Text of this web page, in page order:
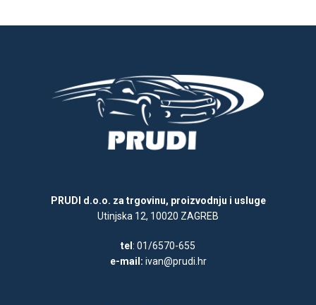
PRUDI d.o.o. za trgovinu, proizvodnju i usluge
Utinjska 12, 10020 ZAGREB
tel : 01/6570-655
e-mail: ivan@prudi.hr